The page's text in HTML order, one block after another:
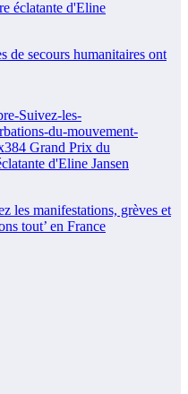
de secours humanitaires ont
les manifestations, grèves et
tout’ en France